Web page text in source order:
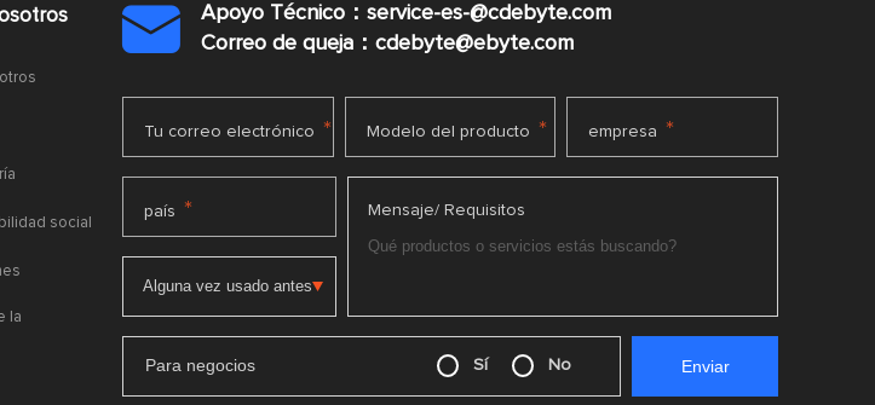
social
la

Apoyo Técnico：service-es-@cdebyte.com
Correo de queja：cdebyte@ebyte.com
Tu correo electrónico * Modelo del producto * empresa *
país * Mensaje/ Requisitos
Para negocios Sí No